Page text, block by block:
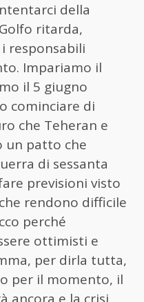
della
ritarda,
responsabili
Impariamo il
il 5 giugno
cominciare di
che Teheran e
un patto che
di sessanta
previsioni visto
rendono difficile
perché
ottimisti e
per dirla tutta,
per il momento, il